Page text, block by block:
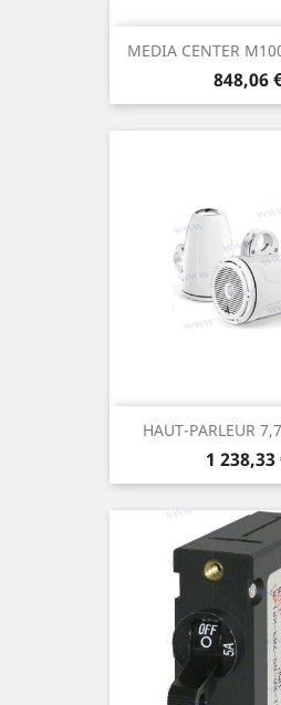
MEDIA CENTER
Prix
848,06
HAUT-PARLEUR
Prix
1 238,33